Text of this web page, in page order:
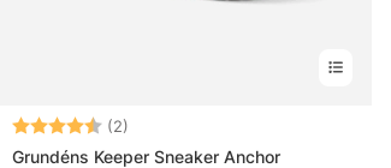
Betyg: (2)
Grundéns Keeper Sneaker Anchor